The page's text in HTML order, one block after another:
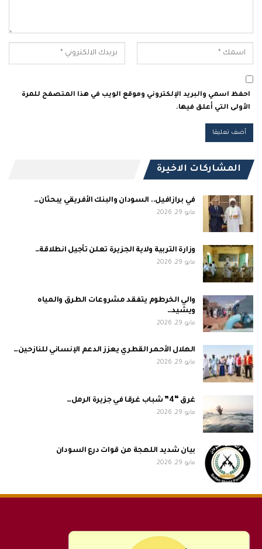
احفظ اسمي والبريد الإلكتروني وموقع الويب في هذا المتصفح للمرة
الأولى التي أعلق فيها.
المشاركات الاخيرة
في برازافيل.. السودان والبنك الأفريقي يبحثان…
مايو 29, 2026
وزارة التربية ولاية الجزيرة تعلن تأجيل انطلاقة…
مايو 29, 2026
والي الخرطوم يتفقد مشروعات الطرق والمياه
ويشيد…
مايو 29, 2026
الهلال الأحمر القطري يعزز الدعم الإنساني للنازحين…
مايو 29, 2026
غرق “4” شباب غرقا في جزيرة الرمل…
مايو 29, 2026
بيان شديد اللهجة من قوات درع السودان
مايو 29, 2026